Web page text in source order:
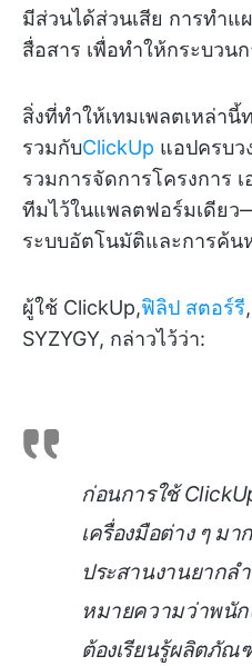
มีส่วนได้ส่วนเสีย การทำแ
สื่อสาร เพื่อทำให้กระบวน
สิ่งที่ทำให้เทมเพลตเหล่า
รวมกับClickUp แอปครบว
รวมการจัดการโครงการ
ทีมไว้ในแพลตฟอร์มเดียว
ระบบอัตโนมัติและการค้น
ผู้ใช้ ClickUp,ฟิลิป สตอร์รี
SYZYGY, กล่าวไว้ว่า:
ก่อนการใช้
เครื่องมือต่าง ๆ ม
ประสานงานยากล
หมายความว่าพนั
ต้องเรียนรู้ผลิตภัณ